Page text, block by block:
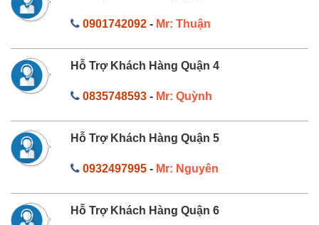
0901742092- Mr: Thuận
Hỗ Trợ Khách Hàng Quận 4
0835748593- Mr: Quỳnh
Hỗ Trợ Khách Hàng Quận 5
0932497995- Mr: Nguyên
Hỗ Trợ Khách Hàng Quận 6